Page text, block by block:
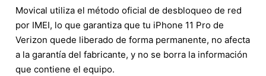
Movical utiliza el método oficial de desbloqueo de red
por IMEI, lo que garantiza que tu iPhone 11 Pro de
Verizon quede liberado de forma permanente, no afecta
a la garantía del fabricante, y no se borra la información
que contiene el equipo.